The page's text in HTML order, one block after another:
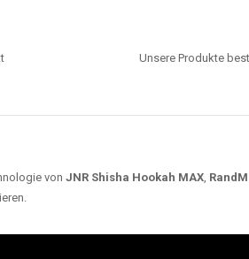
Unsere Produkte
von JNR Shisha Hookah MAX,